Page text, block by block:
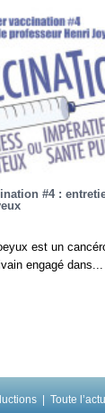
#4 :
est un
engagé dans...
Toute